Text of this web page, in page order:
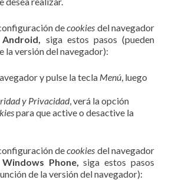
decookies del navegador
Android, siga estos pasos (pueden
la versión del navegador):
y pulse la tecla Menú, luego
y Privacidad, verá la opción
para que active o desactive la
decookies del navegador
Windows Phone, siga estos pasos
de la versión del navegador):